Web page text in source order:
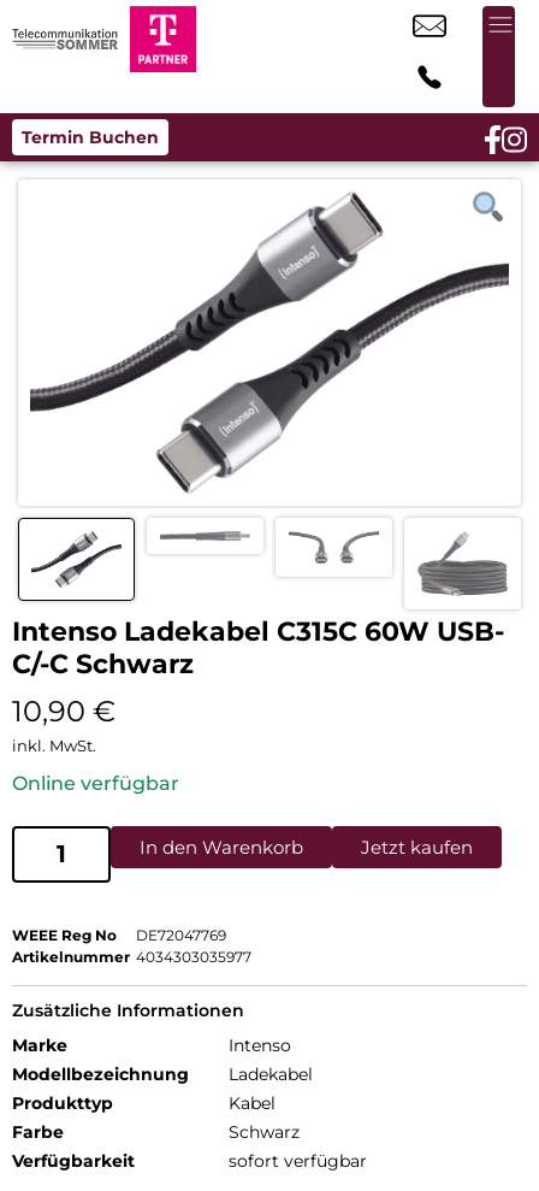
Termin Buchen
Intenso Ladekabel C315C 60W USB-
C/-C Schwarz
10,90 €
inkl. MwSt.
Online verfügbar
In den Warenkorb Jetzt kaufen
WEEE Reg No
DE72047769
Artikelnummer 4034303035977
Zusätzliche Informationen
Marke
Intenso
Modellbezeichnung
Ladekabel
Produkttyp
Kabel
Farbe
Schwarz
Verfügbarkeit
sofort verfügbar